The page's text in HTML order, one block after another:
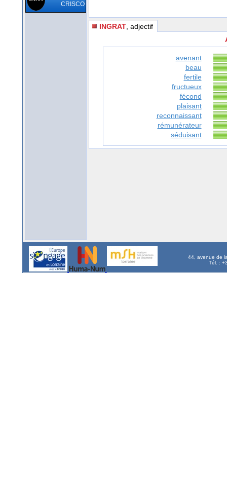
CRISCO
INGRAT , adjectif
avenant
beau
fertile
fructueux
fécond
plaisant
reconnaissant
rémunérateur
séduisant
44, avenue de
Tél. :